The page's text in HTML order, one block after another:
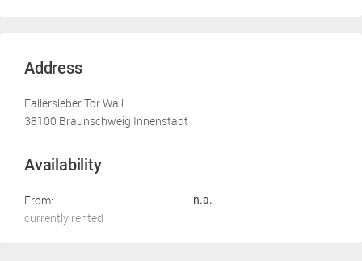
Address
Fallersleber Tor Wall
38100 Braunschweig Innenstadt
Availability
From: n.a.
currently rented